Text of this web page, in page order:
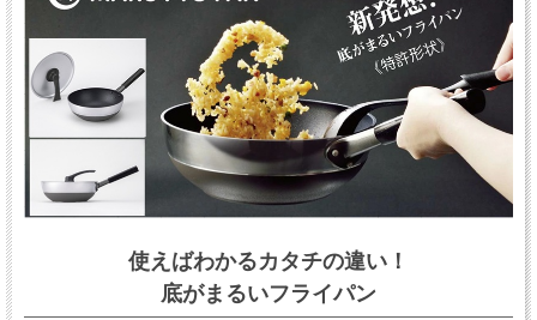
使えばわかるカタチの違い！
底がまるいフライパン